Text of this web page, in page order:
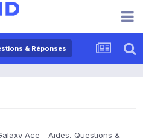
& Réponses
Ace - Aides, Questions &